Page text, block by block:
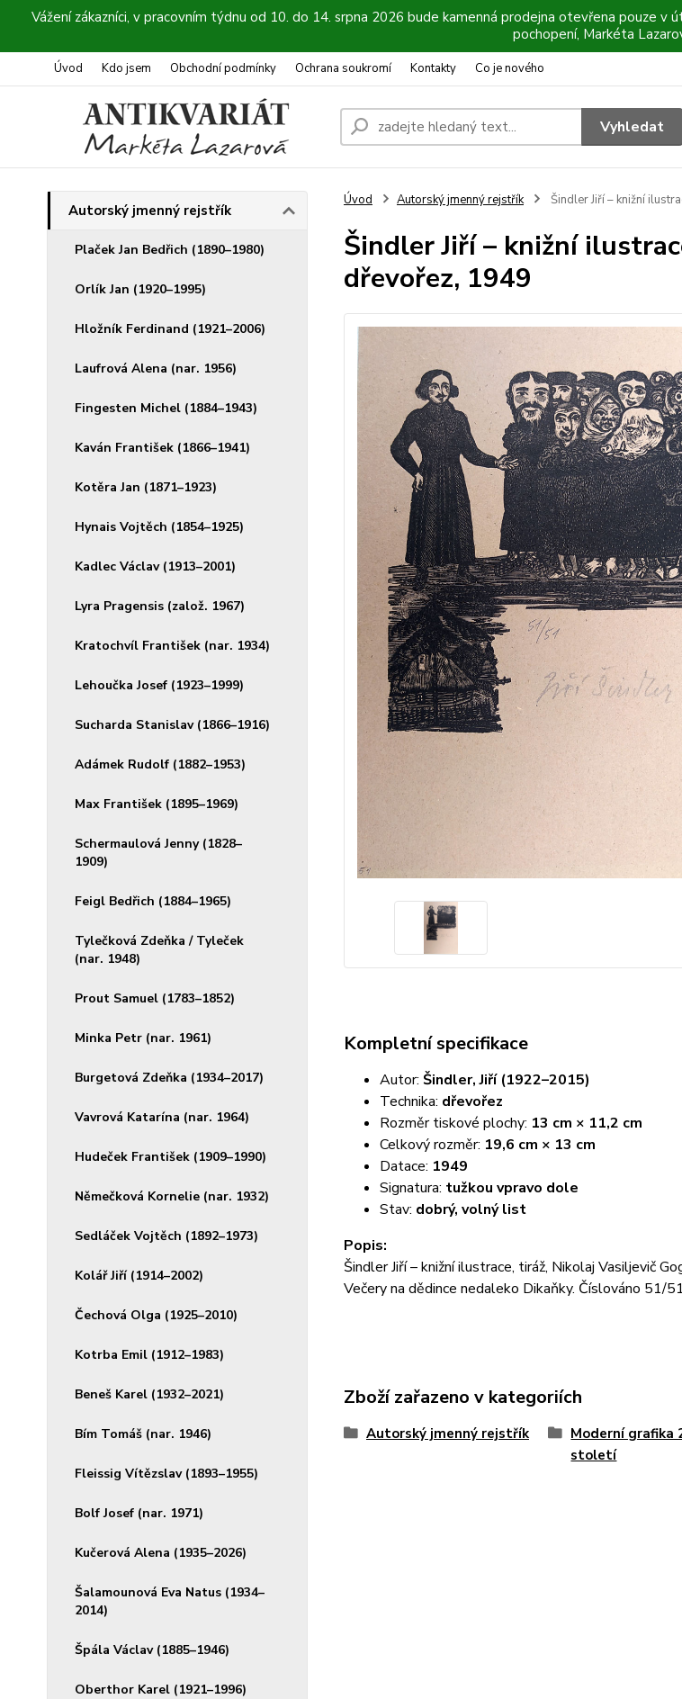
Vážení zákazníci, v pracovním týdnu od 10. do 14. srpna 2026 bude kamenná prodejna otevřena pouze v
pochopení, Markéta
Úvod Kdo jsem Obchodní podmínky Ochrana soukromí Kontakty Co je nového
Vyhledat
Autorský jmenný rejstřík
Plaček Jan Bedřich (1890–1980)
Orlík Jan (1920–1995)
Hložník Ferdinand (1921–2006)
Laufrová Alena (nar. 1956)
Fingesten Michel (1884–1943)
Kaván František (1866–1941)
Kotěra Jan (1871–1923)
Hynais Vojtěch (1854–1925)
Kadlec Václav (1913–2001)
Lyra Pragensis (založ. 1967)
Kratochvíl František (nar. 1934)
Lehoučka Josef (1923–1999)
Sucharda Stanislav (1866–1916)
Adámek Rudolf (1882–1953)
Max František (1895–1969)
Schermaulová Jenny (1828–
1909)
Feigl Bedřich (1884–1965)
Tylečková Zdeňka / Tyleček
(nar. 1948)
Prout Samuel (1783–1852)
Minka Petr (nar. 1961)
Burgetová Zdeňka (1934–2017)
Vavrová Katarína (nar. 1964)
Hudeček František (1909–1990)
Němečková Kornelie (nar. 1932)
Sedláček Vojtěch (1892–1973)
Kolář Jiří (1914–2002)
Čechová Olga (1925–2010)
Kotrba Emil (1912–1983)
Beneš Karel (1932–2021)
Bím Tomáš (nar. 1946)
Fleissig Vítězslav (1893–1955)
Bolf Josef (nar. 1971)
Kučerová Alena (1935–2026)
Šalamounová Eva Natus (1934–
2014)
Špála Václav (1885–1946)
Oberthor Karel (1921–1996)
Úvod Autorský jmenný rejstřík Šindler Jiří – knižní
Šindler Jiří – knižní
dřevořez, 1949
Kompletní specifikace
Autor: Šindler, Jiří (1922–2015)
Technika: dřevořez
Rozměr tiskové plochy: 13 cm × 11,2 cm
Celkový rozměr: 19,6 cm × 13 cm
Datace: 1949
Signatura: tužkou vpravo dole
Stav: dobrý, volný list
Popis:
Šindler Jiří – knižní ilustrace, tiráž, Nikolaj Vasiljevič
Večery na dědince nedaleko Dikaňky. Číslováno 51/
Zboží zařazeno v kategoriích
Autorský jmenný rejstřík
Moderní grafika
století